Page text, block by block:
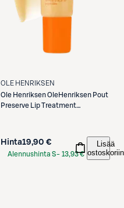
OLE HENRIKSEN
Ole HenriksenOleHenriksen Pout
Preserve Lip Treatment
Hinta19,90 €
Alennushinta S- 13,93 €
Lisää
ostoskoriin